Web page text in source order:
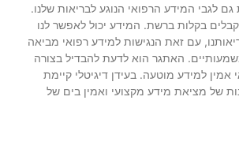
גם לגבי המידע הרפואי הנוגע לבריאות שלנו.
בקלות ברשת. המידע יכול לאפשר לנו
עם זאת הנגישות למידע רפואי מביאה
האתגר הוא לדעת להבדיל בצורה
אמין למידע מוטעה. בעידן דיגיטלי קיימת
של מציאת מידע מקצועי ואמין בים של